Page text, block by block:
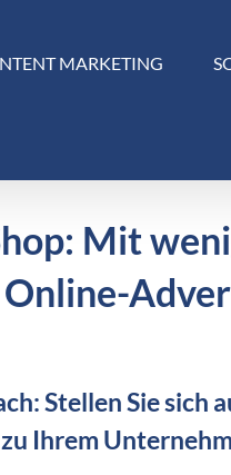
MARKETING
Mit
Online-
Stellen Sie sich
Ihrem